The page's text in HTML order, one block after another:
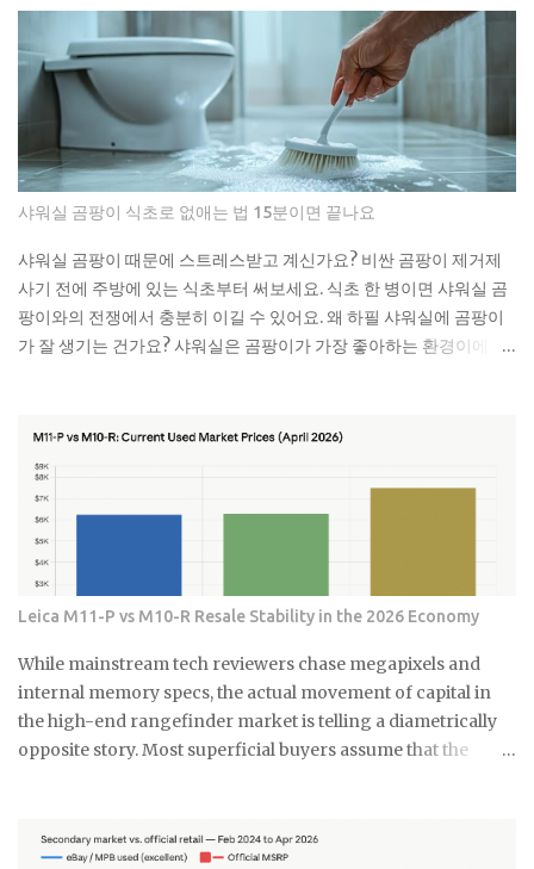
지나 다른 쓰레기들이 계속 쌓이면서 결국 물이 안 내려가게 되는 거
예요. 처음엔 물이 천천히 내려가다가 어느 날 갑자기 아예 안 내려가
더라고요. 뚫어뻥으로 몇 번 시도해봤는데 소용없었어요. 결국 배관
공한테 연락했더니 면봉이랑 물티슈가 엉켜있었대요. 생각해보면 면
봉뿐만 아니라 이런 것들도 변기에 버리면 안 돼요: 물티슈나 각종 티
슈류 치실이나 이쑤시개 담배꽁초 머리카락 뭉치 콘돔이나 생리대 실
제로 변기에 버리면 안 되는 것들 물티슈는 특히 조심해야 해요. 물에
녹는다고 광고하는 제품도 있지만, 실제로는 잘 안 녹아요. 한 번은 친
구네 집에서 물티슈 때문에 변기가 막혀서 온 가족이 고생한 걸 봤어
요. 라면 국물이나 기름기 있는 음식물도 변기에 버리면 안 돼요. 처음
엔 괜찮은 것 같아도 배관 안에서 굳으면서 점점 좁아지거든요. 특히
겨울에는 기름이 더 빨리 굳어서 문제가 돼요. 제가 배관공한테 들은
은 어떻게 버려야 할까요? 면봉은 그냥 일반 쓰레기로 버리면 돼요. 종
통 하나 놓고 거기에 모았다가 한 번에 버리면 편해요. 저는 이제 화장
실에 작은 쓰레기통을 두고 있어요. 면봉, 화장솜, 머리카락 같은 ...
샤워실 곰팡이 식초로 없애는 법 15분이면 끝나요
샤워실 곰팡이 때문에 스트레스받고 계신가요? 비싼 곰팡이 제거제
사기 전에 주방에 있는 식초부터 써보세요. 식초 한 병이면 샤워실 곰
팡이와의 전쟁에서 충분히 이길 수 있어요. 왜 하필 샤워실에 곰팡이
가 잘 생기는 건가요? 샤워실은 곰팡이가 가장 좋아하는 환경이에요.
엔 그냥 물로 씻으면 되겠지 했는데, 곰팡이는 정말 끈질긴 녀석이더
라고요. 한 번 생기면 점점 퍼져나가는 게 보여요. 검은 점으로 시작해
서 나중엔 까만 선이 되고, 결국엔 넓은 면적을 차지하게 되는 거죠. 곰
팡이는 단순히 보기 싫은 것만이 아니에요. 호흡기 질환이나 알레르
기를 유발할 수 있어서 건강에도 안 좋아요. 특히 어린아이나 노약자
진짜 이유 식초의 산성 성분이 곰팡이를 죽이는 거예요. pH가 2.5 정
도로 낮아서 곰팡이가 살기 어려운 환경을 만들어주죠. 게다가 식초
는 자연 재료라 독한 화학물질 걱정도 없어요. 시중에 파는 곰팡이 제
거제들 성분표 보면 솔직히 무서워요. 염소계 표백제나 각종 화학물
질이 들어있는데, 환기가 잘 안 되는 샤워실에서 쓰기엔 부담스럽잖
아요. 식초는 냄새는 좀 나지만 금방 날아가고, 피부에 닿아도 큰 문제
준비하세요 15분이면 끝나는 식초 곰팡이 제거법 곰팡이가 있는 부분
에 식초를 충분히 뿌려주세요. 아끼지 말고 흠뻑 적셔주는 게 포인트
Leica M11-P vs M10-R Resale Stability in the 2026 Economy
While mainstream tech reviewers chase megapixels and
internal memory specs, the actual movement of capital in
the high-end rangefinder market is telling a diametrically
opposite story. Most superficial buyers assume that the
Leica M11-P has recently encountered a harsh correction
that defies standard consumer electronics logic. In the early